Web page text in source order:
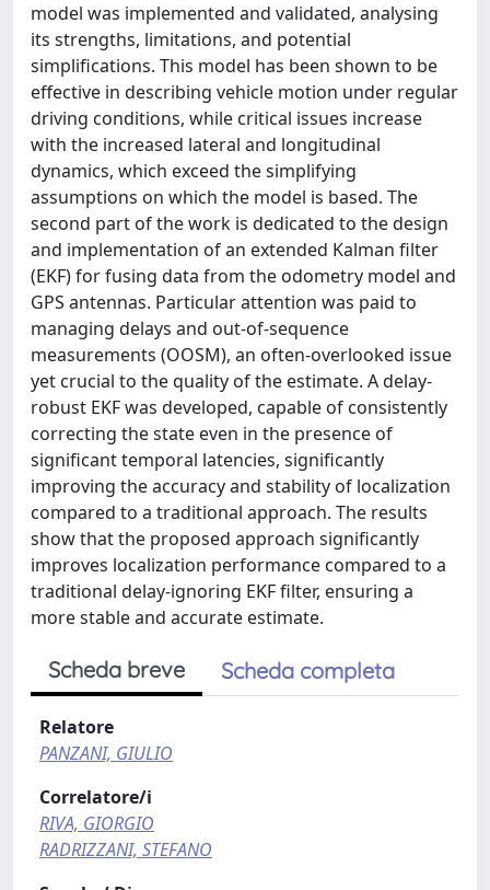
model was implemented and validated, analysing
its strengths, limitations, and potential
simplifications. This model has been shown to be
effective in describing vehicle motion under regular
driving conditions, while critical issues increase
with the increased lateral and longitudinal
dynamics, which exceed the simplifying
assumptions on which the model is based. The
second part of the work is dedicated to the design
and implementation of an extended Kalman filter
(EKF) for fusing data from the odometry model and
GPS antennas. Particular attention was paid to
managing delays and out-of-sequence
measurements (OOSM), an often-overlooked issue
yet crucial to the quality of the estimate. A delay-
robust EKF was developed, capable of consistently
correcting the state even in the presence of
significant temporal latencies, significantly
improving the accuracy and stability of localization
compared to a traditional approach. The results
show that the proposed approach significantly
improves localization performance compared to a
traditional delay-ignoring EKF filter, ensuring a
more stable and accurate estimate.
Scheda breve Scheda completa
Relatore
PANZANI, GIULIO
Correlatore/i
RIVA, GIORGIO
RADRIZZANI, STEFANO